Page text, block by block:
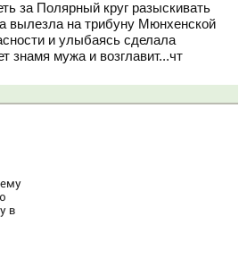
за Полярный круг разыскивать
вылезла на трибуну Мюнхенской
и улыбаясь сделала
знамя мужа и возглавит...чт
в